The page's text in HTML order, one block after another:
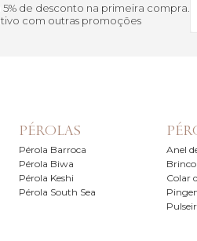
de desconto na primeira compra.
com outras promoções
PÉROLAS
Pérola Barroca
Pérola Biwa
Pérola Keshi
Pérola South Sea
Anel
Colar